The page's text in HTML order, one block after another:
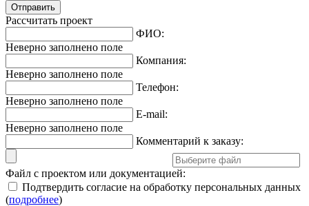
Рассчитать проект
ФИО:
Неверно заполнено поле
Компания:
Неверно заполнено поле
Телефон:
Неверно заполнено поле
E-mail:
Неверно заполнено поле
Комментарий к заказу:
Файл с проектом или документацией:
Подтвердить согласие на обработку персональных данных
(подробнее)